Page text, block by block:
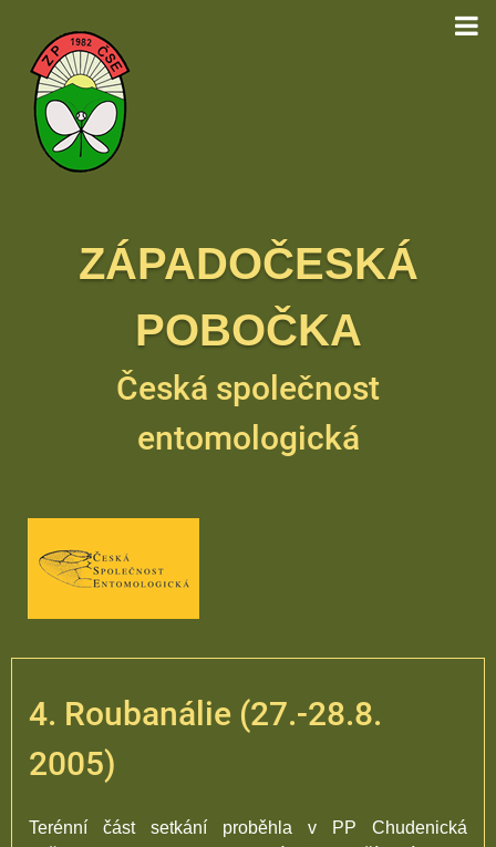
ZÁPADOČESKÁ
POBOČKA
Česká společnost
entomologická
4. Roubanálie (27.-28.8.
2005)
Terénní část setkání proběhla v PP Chudenická